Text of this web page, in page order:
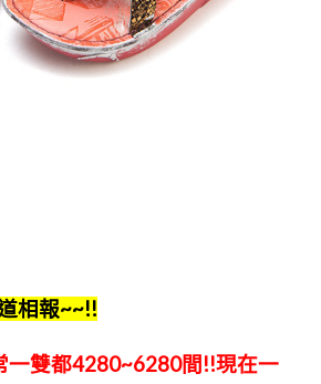
相報~~!!
一雙都4280~6280間!!現在一